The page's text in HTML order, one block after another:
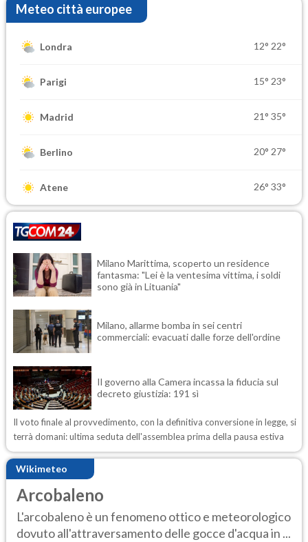
Meteo città europee
Londra 12° 22°
Parigi 15° 23°
Madrid 21° 35°
Berlino 20° 27°
Atene 26° 33°
Milano Marittima, scoperto un residence
fantasma: "Lei è la ventesima vittima, i soldi
sono già in Lituania"
Milano, allarme bomba in sei centri
commerciali: evacuati dalle forze dell'ordine
Il governo alla Camera incassa la fiducia sul
decreto giustizia: 191 sì
Il voto finale al provvedimento, con la definitiva conversione in legge, si
terrà domani: ultima seduta dell'assemblea prima della pausa estiva
Wikimeteo
Arcobaleno
L'arcobaleno è un fenomeno ottico e meteorologico
dovuto all'attraversamento delle gocce d'acqua in ...